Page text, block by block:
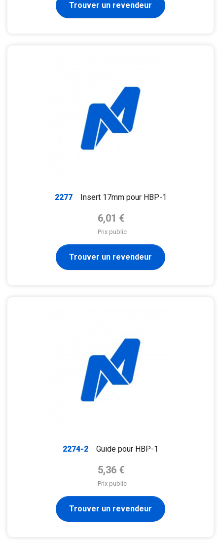
Trouver un revendeur
2277
Insert 17mm pour HBP-1
Prix de base
6,01 €
Prix public
Trouver un revendeur
2274-2
Guide pour HBP-1
Prix de base
5,36 €
Prix public
Trouver un revendeur